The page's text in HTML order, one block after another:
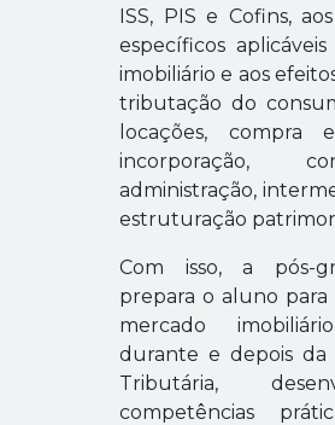
ISS, PIS e Cofins,
específicos
imobiliário e aos
tributação do
locações, compra
incorporação,
administração,
estruturação
Com isso, a pós-
prepara o aluno
mercado
durante e depois da
Tributária,
competências